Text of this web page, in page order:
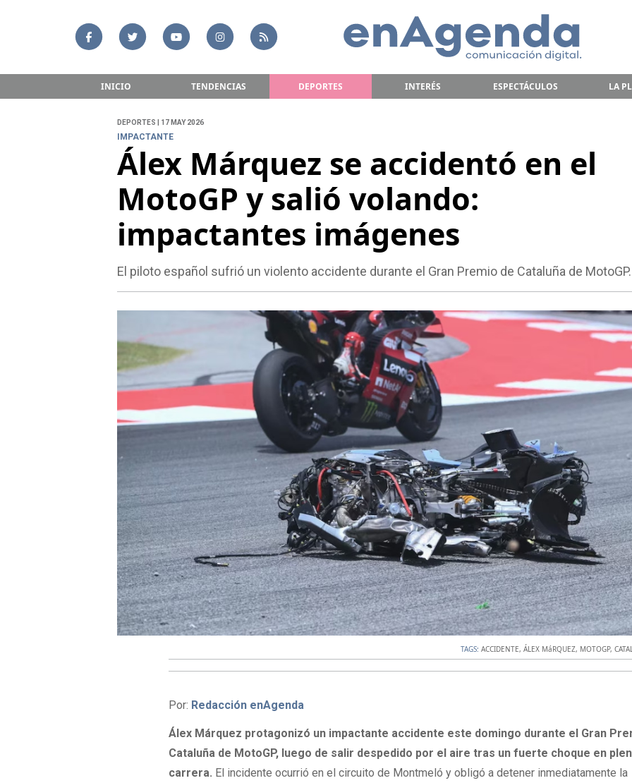
INICIO TENDENCIAS DEPORTES INTERÉS ESPECTÁCULOS LA
DEPORTES | 17 MAY 2026
IMPACTANTE
Álex Márquez se accidentó en el
MotoGP y salió volando:
impactantes imágenes
El piloto español sufrió un violento accidente durante el Gran Premio de Cataluña de MotoGP.
TAGS:ACCIDENTE,ÁLEX MáRQUEZ, MOTOGP,
Por: Redacción enAgenda
Álex Márquez protagonizó un impactante accidente este domingo durante el Gran
Cataluña de MotoGP, luego de salir despedido por el aire tras un fuerte choque en
carrera. El incidente ocurrió en el circuito de Montmeló y obligó a detener inmediatamente la